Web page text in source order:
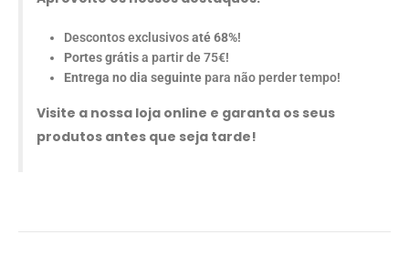
Descontos exclusivosaté 68%!
Portes grátisa partir de 75€!
Entrega no dia seguintepara não perder tempo!
Visite a nossa loja online e garanta os seus
produtos antes que seja tarde!